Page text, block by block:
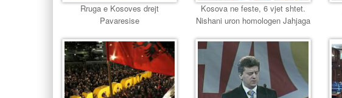
Rruga e Kosoves drejt
Pavaresise
Kosova ne feste, 6 vjet shtet.
Nishani uron homologen Jahjaga